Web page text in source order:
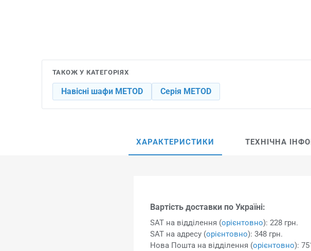
ТАКОЖ У КАТЕГОРІЯХ
Навісні шафи METOD Серія METOD
ХАРАКТЕРИСТИКИ ТЕХНІЧНА
Вартість доставки по Україні:
SAT на відділення (орієнтовно): 228 грн.
SAT на адресу (орієнтовно): 348 грн.
Нова Пошта на відділення (орієнтовно):